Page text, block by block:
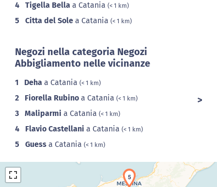
4 Tigella Bella a Catania (< 1 km)
5 Citta del Sole a Catania (< 1 km)
Negozi nella categoria Negozi
Abbigliamento nelle vicinanze
1 Deha a Catania (< 1 km)
2 Fiorella Rubino a Catania (< 1 km)
3 Maliparmi a Catania (< 1 km)
4 Flavio Castellani a Catania (< 1 km)
5 Guess a Catania (< 1 km)
5